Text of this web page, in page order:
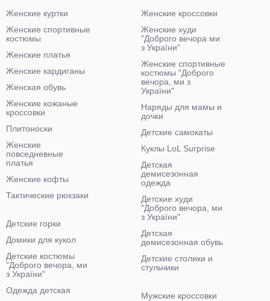
Женские куртки
Женские спортивные
костюмы
Женские платья
Женские кардиганы
Женская обувь
Женские кожаные
кроссовки
Плитоноски
Женские
повседневные
платья
Женские кофты
Тактические рюкзаки
Женские кроссовки
Женские худи
"Доброго вечора ми
з України"
Женские спортивные
костюмы "Доброго
вечора, ми з
України"
Наряды для мамы и
дочки
Детские самокаты
Куклы LoL Surprise
Детская
демисезонная
одежда
Детские худи
"Доброго вечора, ми
з України"
Детская
демисезонная обувь
Детские столики и
стульчики
Детские горки
Домики для кукол
Детские костюмы
"Доброго вечора, ми
з України"
Одежда детская
Мужские кроссовки